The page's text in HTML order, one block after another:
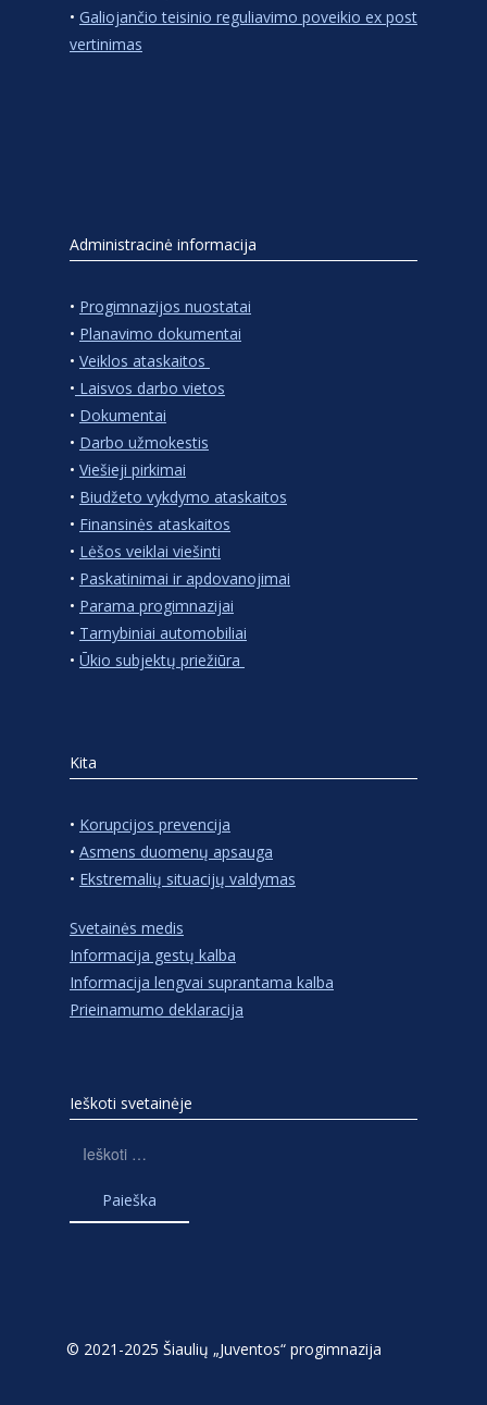
• Galiojančio teisinio reguliavimo poveikio ex post
vertinimas
Administracinė informacija
• Progimnazijos nuostatai
• Planavimo dokumentai
• Veiklos ataskaitos
• Laisvos darbo vietos
• Dokumentai
• Darbo užmokestis
• Viešieji pirkimai
• Biudžeto vykdymo ataskaitos
• Finansinės ataskaitos
• Lėšos veiklai viešinti
• Paskatinimai ir apdovanojimai
• Parama progimnazijai
• Tarnybiniai automobiliai
• Ūkio subjektų priežiūra
Kita
• Korupcijos prevencija
• Asmens duomenų apsauga
• Ekstremalių situacijų valdymas
Svetainės medis
Informacija gestų kalba
Informacija lengvai suprantama kalba
Prieinamumo deklaracija
Ieškoti svetainėje
© 2021-2025 Šiaulių „Juventos“ progimnazija